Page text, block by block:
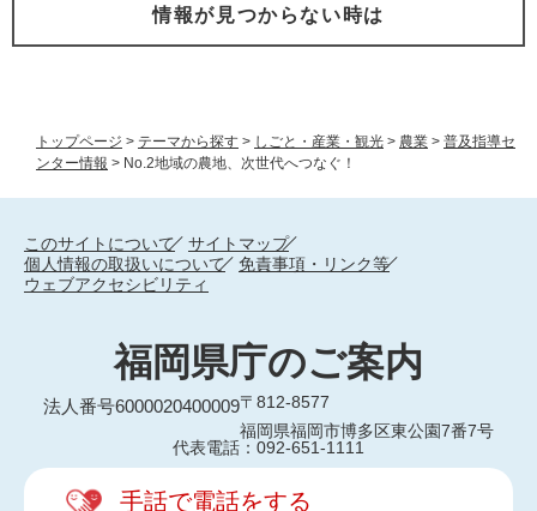
トップページ > テーマから探す > しごと・産業・観光 > 農業 > 普及指導セ
ンター情報 > No.2地域の農地、次世代へつなぐ！
情報が見つからない時は
このサイトについて
サイトマップ
個人情報の取扱いについて
免責事項・リンク等
ウェブアクセシビリティ
福岡県庁のご案内
法人番号6000020400009〒812-8577
福岡県福岡市博多区東公園7番7号
代表電話：092-651-1111
手話で電話をする